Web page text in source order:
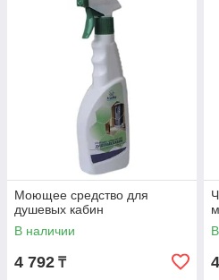
Моющее средство для
душевых кабин
В наличии
4 792 ₸